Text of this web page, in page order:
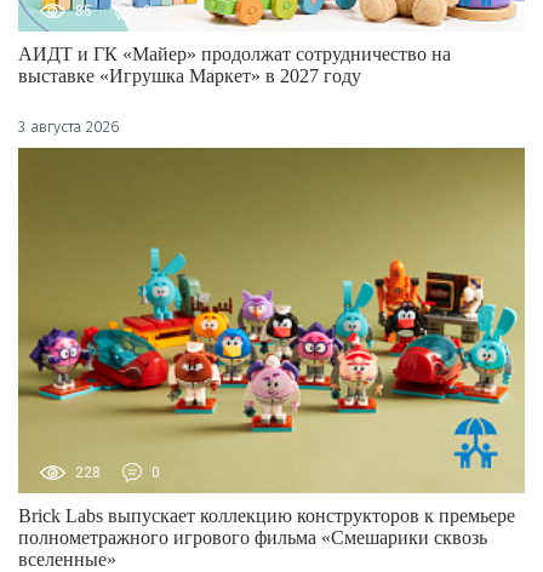
85 0
АИДТ и ГК «Майер» продолжат сотрудничество на
выставке «Игрушка Маркет» в 2027 году
3 августа 2026
228 0
Brick Labs выпускает коллекцию конструкторов к премьере
полнометражного игрового фильма «Смешарики сквозь
вселенные»